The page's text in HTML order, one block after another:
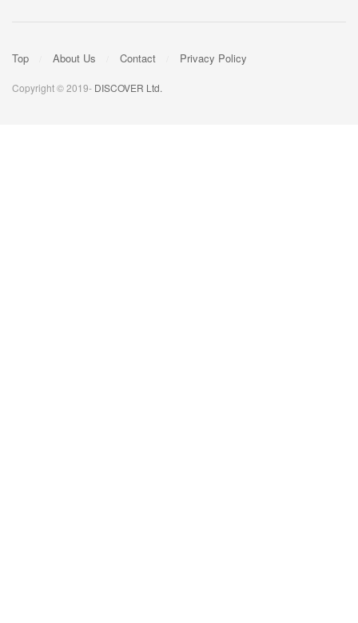
Top About Us Contact Privacy Policy
Copyright © 2019- DISCOVER Ltd.